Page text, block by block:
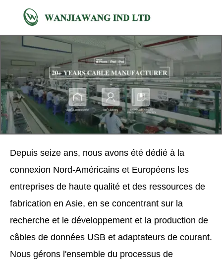
Depuis seize ans, nous avons été dédié à la
connexion Nord-Américains et Européens les
entreprises de haute qualité et des ressources de
fabrication en Asie, en se concentrant sur la
recherche et le développement et la production de
câbles de données USB et adaptateurs de courant.
Nous gérons l'ensemble du processus de